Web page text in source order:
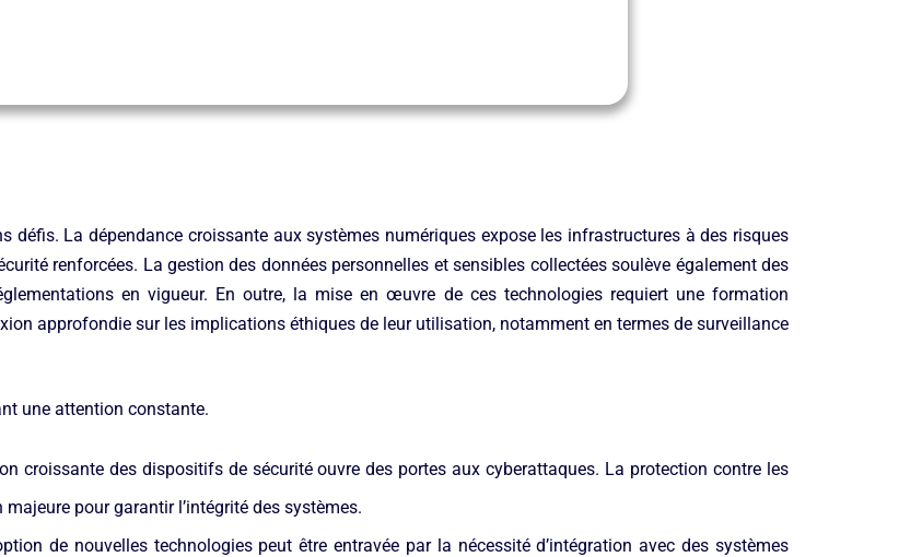
défis. La dépendance croissante aux systèmes numériques expose les infrastructures à des risques
renforcées. La gestion des données personnelles et sensibles collectées soulève également des
en vigueur. En outre, la mise en œuvre de ces technologies requiert une formation
approfondie sur les implications éthiques de leur utilisation, notamment en termes de surveillance
une attention constante.
croissante des dispositifs de sécurité ouvre des portes aux cyberattaques. La protection contre les
pour garantir l’intégrité des systèmes.
de nouvelles technologies peut être entravée par la nécessité d’intégration avec des systèmes